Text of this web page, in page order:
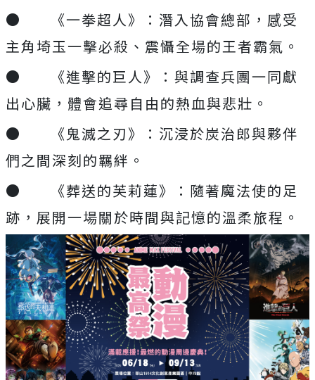
●
《一拳超人》：潛入協會總部，感受
主角埼玉一擊必殺、震懾全場的王者霸氣。
●
《進擊的巨人》：與調查兵團一同獻
出心臟，體會追尋自由的熱血與悲壯。
●
《鬼滅之刃》：沉浸於炭治郎與夥伴
們之間深刻的羈絆。
●
《葬送的芙莉蓮》：隨著魔法使的足
跡，展開一場關於時間與記憶的溫柔旅程。